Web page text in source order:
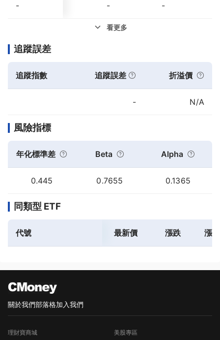
- - -
看更多
追蹤誤差
追蹤指數 追蹤誤差 折溢價
- N/A
風險指標
年化標準差 Beta Alpha
0.445 0.7655 0.1365
同類型 ETF
代號 最新價 漲跌 漲
關於我們部落格加入我們
理財寶商城 美股專區